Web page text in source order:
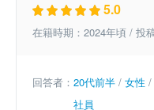
5.0
在籍時期：2024年頃 / 投
回答者： 20代前半 / 女性 /
社員